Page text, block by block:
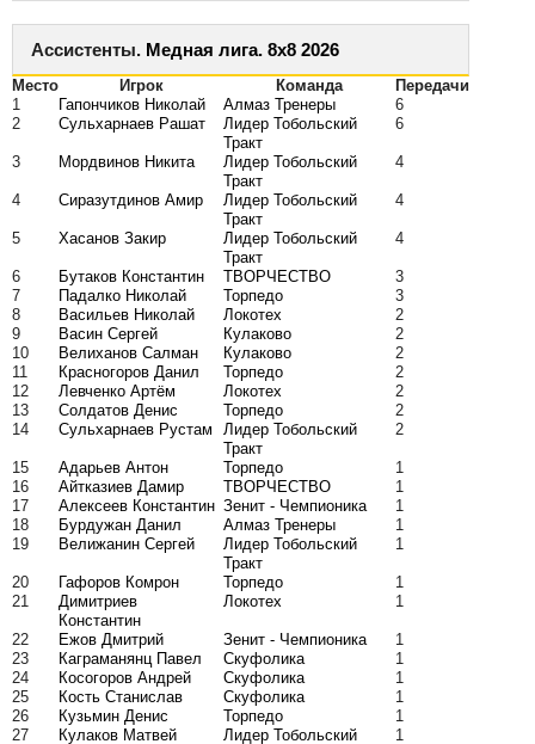
Ассистенты. Медная лига. 8x8 2026
Место Игрок Команда
Передачи
1
Гапончиков Николай Алмаз Тренеры
6
2
Сульхарнаев Рашат
Лидер Тобольский
Тракт
6
3 Мордвинов Никита
Лидер Тобольский
Тракт
4
4 Сиразутдинов Амир
Лидер Тобольский
Тракт
4
5 Хасанов Закир
Лидер Тобольский
Тракт
4
6 Бутаков Константин ТВОРЧЕСТВО
3
7
Падалко Николай Торпедо
3
8
Васильев Николай Локотех
2
9
Васин Сергей Кулаково
2
10
Велиханов Салман Кулаково
2
11
Красногоров Данил Торпедо
2
12
Левченко Артём Локотех
2
13
Солдатов Денис Торпедо
2
14
Сульхарнаев Рустам
Лидер Тобольский
Тракт
2
15 Адарьев Антон Торпедо
1
16
Айтказиев Дамир ТВОРЧЕСТВО
1
17
Алексеев Константин Зенит - Чемпионика
1
18
Бурдужан Данил Алмаз Тренеры
1
19
Велижанин Сергей
Лидер Тобольский
Тракт
1
20 Гафоров Комрон Торпедо
1
21
Димитриев
Константин
Локотех 1
22 Ежов Дмитрий Зенит - Чемпионика
1
23
Каграманянц Павел Скуфолика
1
24
Косогоров Андрей Скуфолика
1
25
Кость Станислав Скуфолика
1
26
Кузьмин Денис Торпедо
1
27
Кулаков Матвей
Лидер Тобольский
1